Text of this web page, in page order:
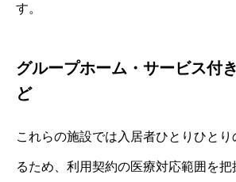
す。
グループホーム・サービス付
ど
これらの施設では入居者ひとりひと
るため、利用契約の医療対応範囲を